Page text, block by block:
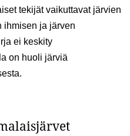
tekijät vaikuttavat järvien
ihmisen ja järven
ei keskity
on huoli järviä